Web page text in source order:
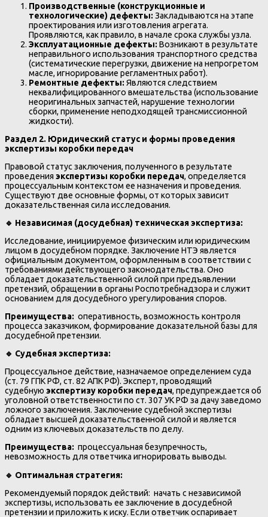
Производственные (конструкционные и
технологические) дефекты:Закладываются на этапе
проектирования или изготовления агрегата.
Проявляются, как правило, в начале срока службы узла.
Эксплуатационные дефекты:Возникают в результате
неправильного использования транспортного средства
(систематические перегрузки, движение на непрогретом
масле, игнорирование регламентных работ).
Ремонтные дефекты:Являются следствием
неквалифицированного вмешательства (использование
неоригинальных запчастей, нарушение технологии
сборки, применение неподходящей трансмиссионной
жидкости).
Раздел 2. Юридический статус и формы проведения
экспертизы коробки передач
Правовой статус заключения, полученного в результате
проведения экспертизы коробки передач, определяется
процессуальным контекстом ее назначения и проведения.
Существуют две основные формы, от которых зависит
доказательственная сила исследования.
🔹 Независимая (досудебная) техническая экспертиза:
Исследование, инициируемое физическим или юридическим
лицом в досудебном порядке. Заключение НТЭ является
официальным документом, оформленным в соответствии с
требованиями действующего законодательства. Оно
обладает доказательственной силой при предъявлении
претензий, обращении в органы Роспотребнадзора и служит
основанием для досудебного урегулирования споров.
Преимущества: оперативность, возможность контроля
процесса заказчиком, формирование доказательной базы для
досудебной претензии.
🔹 Судебная экспертиза:
Процессуальное действие, назначаемое определением суда
(ст. 79 ГПК РФ, ст. 82 АПК РФ). Эксперт, проводящий
судебную экспертизу коробки передач, предупреждается об
уголовной ответственности по ст. 307 УК РФ за дачу заведомо
ложного заключения. Заключение судебной экспертизы
обладает высшей доказательственной силой и является
одним из ключевых доказательств по делу.
Преимущества: процессуальная безупречность,
невозможность для ответчика игнорировать выводы.
🔹 Оптимальная стратегия:
Рекомендуемый порядок действий: начать с независимой
экспертизы, использовать ее заключение в досудебной
претензии и приложить к иску. Если ответчик оспаривает